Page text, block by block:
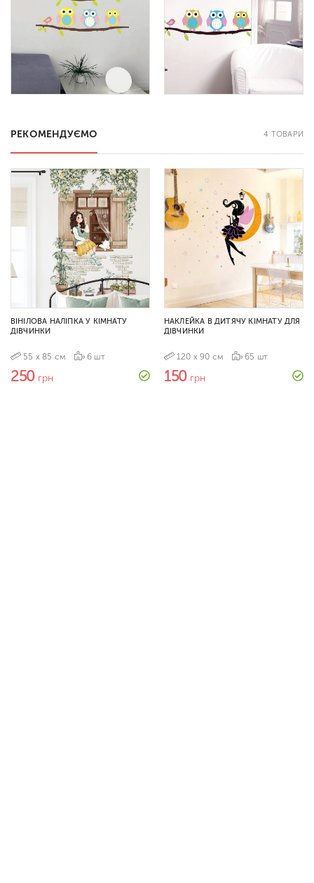
РЕКОМЕНДУЄМО 4 ТОВАРИ
ВІНІЛОВА НАЛІПКА У КІМНАТУ
ДІВЧИНКИ
55 х 85 см 6 шт
250 грн
НАКЛЕЙКА В ДИТЯЧУ КІМНАТУ ДЛЯ
ДІВЧИНКИ
120 х 90 см 65 шт
150 грн